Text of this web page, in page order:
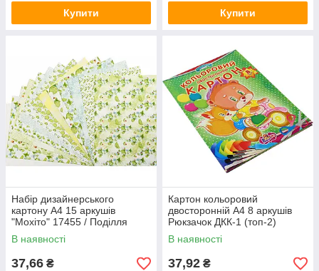
Купити Купити
Набір дизайнерського
картону А4 15 аркушів
"Мохіто" 17455 / Поділля
В наявності
37,66 ₴
Картон кольоровий
двосторонній А4 8 аркушів
Рюкзачок ДКК-1 (топ-2)
В наявності
37,92 ₴